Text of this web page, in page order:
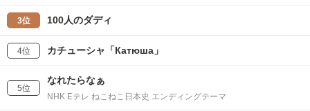
3位 100人のダディ
4位 カチューシャ「Катюша」
5位
なれたらなぁ
NHK Eテレ ねこねこ日本史 エンディングテーマ